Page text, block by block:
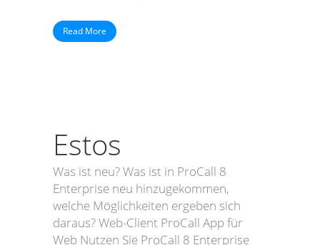
Read More
Estos
Was ist neu? Was ist in ProCall 8
Enterprise neu hinzugekommen,
welche Möglichkeiten ergeben sich
daraus? Web-Client ProCall App für
Web Nutzen Sie ProCall 8 Enterprise